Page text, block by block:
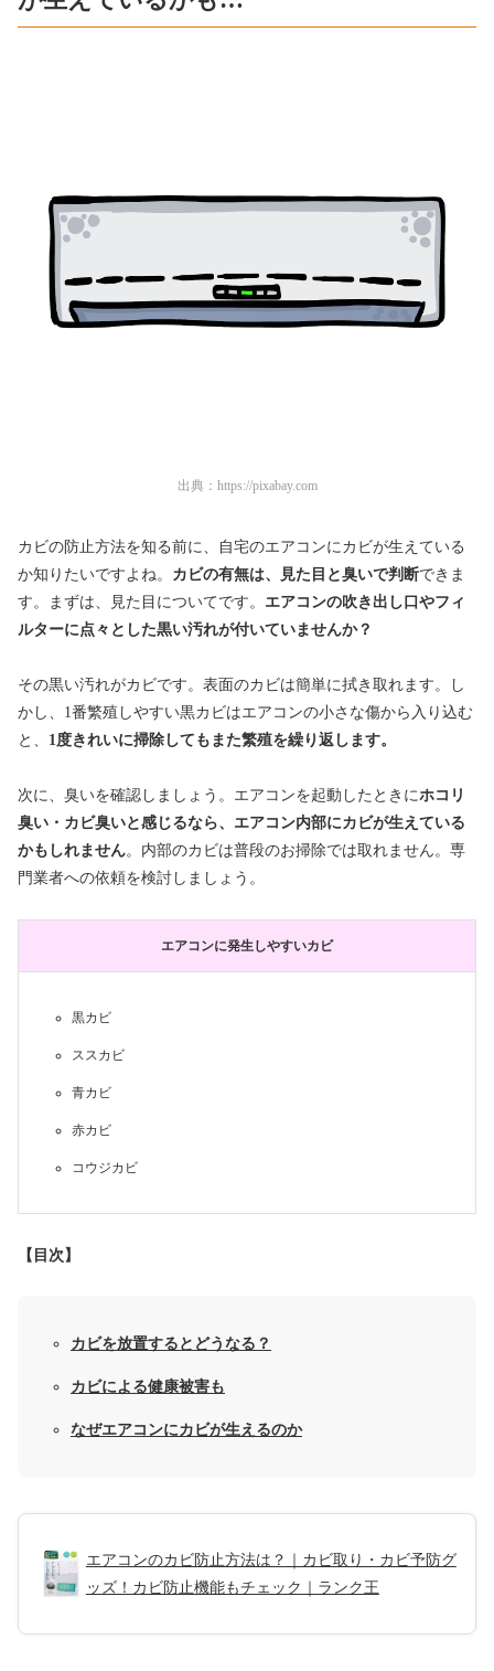
出典： https://pixabay.com
カビの防止方法を知る前に、自宅のエアコンにカビが生えている
か知りたいですよね。 カビの有無は、見た目と臭いで判断できま
す。まずは、見た目についてです。 エアコンの吹き出し口やフィ
ルターに点々とした黒い汚れが付いていませんか？
その黒い汚れがカビです。表面のカビは簡単に拭き取れます。し
かし、1番繁殖しやすい黒カビはエアコンの小さな傷から入り込む
と、 1度きれいに掃除してもまた繁殖を繰り返します。
次に、臭いを確認しましょう。エアコンを起動したときにホコリ
臭い・カビ臭いと感じるなら、エアコン内部にカビが生えている
かもしれません。内部のカビは普段のお掃除では取れません。専
門業者への依頼を検討しましょう。
エアコンに発生しやすいカビ
黒カビ
ススカビ
青カビ
赤カビ
コウジカビ
【目次】
カビを放置するとどうなる？
カビによる健康被害も
なぜエアコンにカビが生えるのか
エアコンのカビ防止方法は？｜カビ取り・カビ予防グ
ッズ！カビ防止機能もチェック｜ランク王